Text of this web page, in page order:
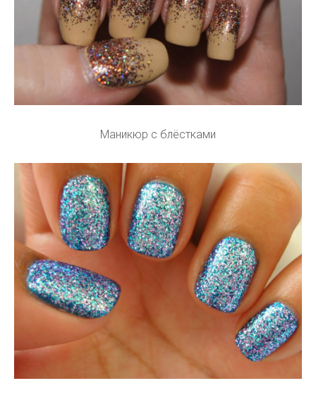
Маникюр с блёстками